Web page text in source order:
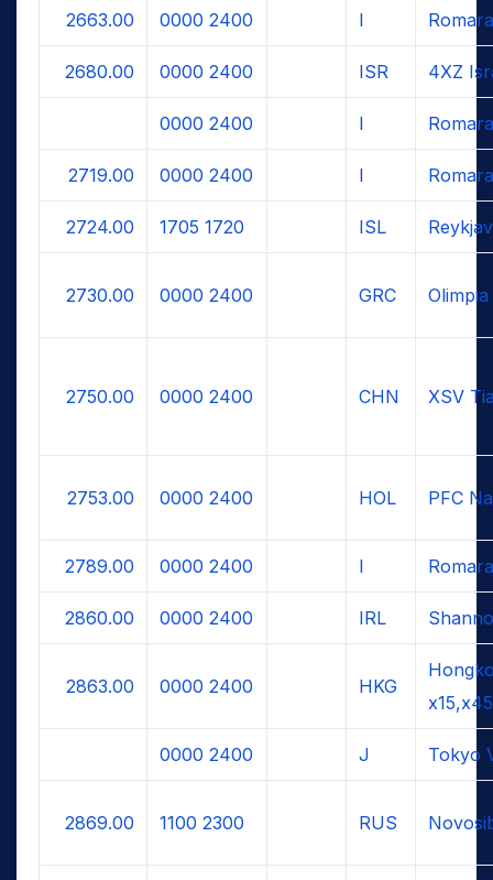
2663.00 0000 2400 I
2680.00 0000 2400 ISR 4XZ
0000 2400 I
2719.00 0000 2400 I
2724.00 1705 1720 ISL
2730.00 0000 2400 GRC
2750.00 0000 2400 CHN XSV
2753.00 0000 2400 HOL PFC
2789.00 0000 2400 I
2860.00 0000 2400 IRL
2863.00 0000 2400 HKG
x15,x45
0000 2400 J Tokyo
2869.00 1100 2300 RUS